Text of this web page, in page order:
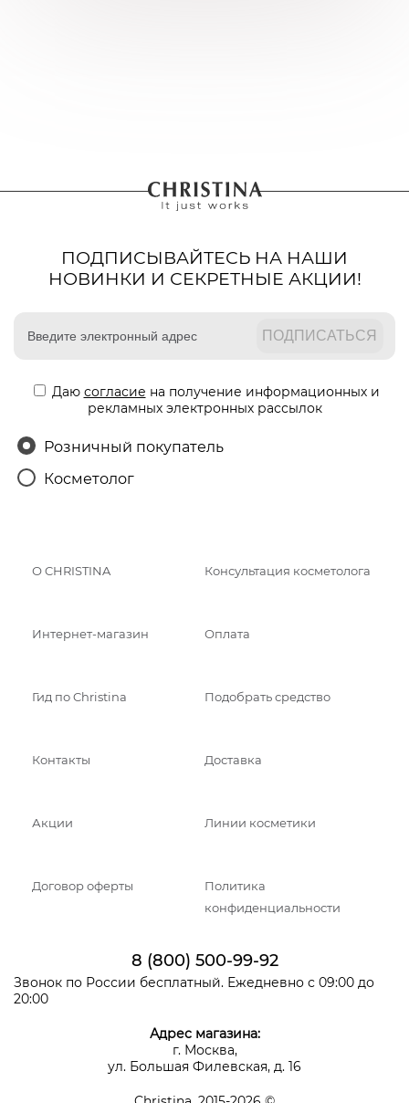
ПОДПИСЫВАЙТЕСЬ НА НАШИ
НОВИНКИ И СЕКРЕТНЫЕ АКЦИИ!
Даю согласие на получение информационных и
рекламных электронных рассылок
Розничный покупатель
Косметолог
О CHRISTINA Консультация косметолога
Интернет-магазин Оплата
Гид по Christina Подобрать средство
Контакты Доставка
Акции Линии косметики
Договор оферты
Политика
конфиденциальности
8 (800) 500-99-92
Звонок по России бесплатный. Ежедневно с 09:00 до
20:00
Адрес магазина:
г. Москва,
ул. Большая Филевская, д. 16